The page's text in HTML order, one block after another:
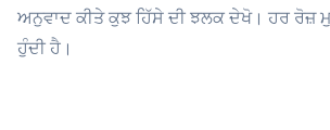
ਅਨੁਵਾਦ ਕੀਤੇ ਕੁਝ ਹਿੱਸੇ ਦੀ ਝਲਕ ਦੇਖੋ। ਹਰ
ਹੁੰਦੀ ਹੈ।